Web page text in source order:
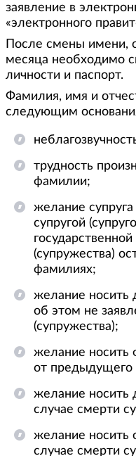
заявление в
«электронного
После смены имени,
месяца необходимо
личности и паспорт.
Фамилия, имя и
следующим
трудность
фамилии;
желание
супругой
(супружества)
фамилиях;
желание
об этом не
(супружества);
желание
от предыдущего
желание
случае смерти
желание
случае смерти